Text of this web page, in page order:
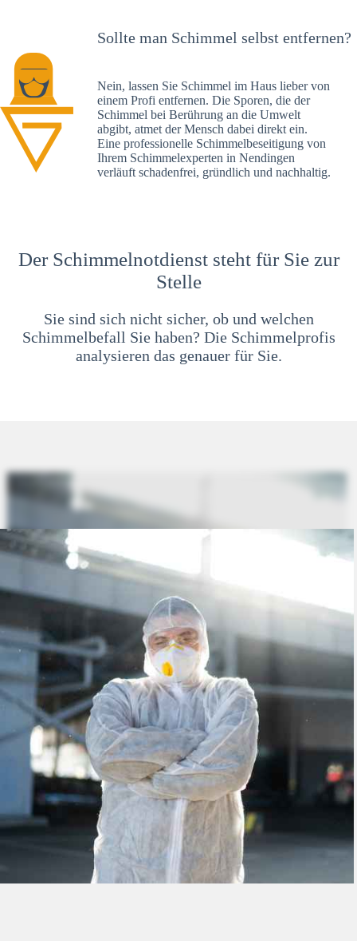
Sollte man Schimmel selbst entfernen?
Nein, lassen Sie Schimmel im Haus lieber von
einem Profi entfernen. Die Sporen, die der
Schimmel bei Berührung an die Umwelt
abgibt, atmet der Mensch dabei direkt ein.
Eine professionelle Schimmelbeseitigung von
Ihrem Schimmelexperten in Nendingen
verläuft schadenfrei, gründlich und nachhaltig.
Der Schimmelnotdienst steht für Sie zur
Stelle
Sie sind sich nicht sicher, ob und welchen
Schimmelbefall Sie haben? Die Schimmelprofis
analysieren das genauer für Sie.